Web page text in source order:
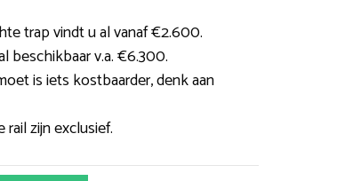
trap vindt u al vanaf €2.600.
beschikbaar v.a. €6.300.
is iets kostbaarder, denk aan
zijn exclusief.